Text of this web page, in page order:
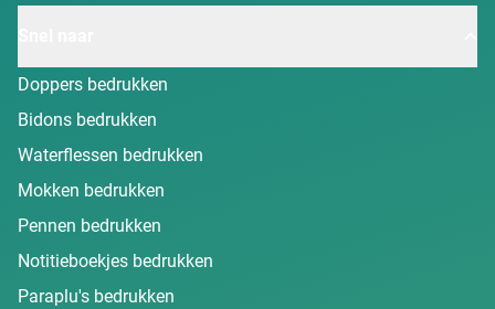
Doppers bedrukken
Bidons bedrukken
Waterflessen bedrukken
Mokken bedrukken
Pennen bedrukken
Notitieboekjes bedrukken
Paraplu's bedrukken